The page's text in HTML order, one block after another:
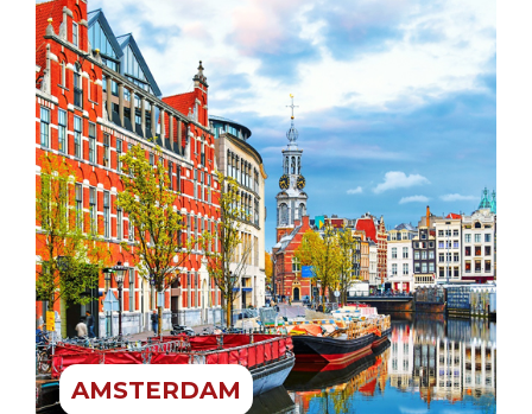
AMSTERDAM